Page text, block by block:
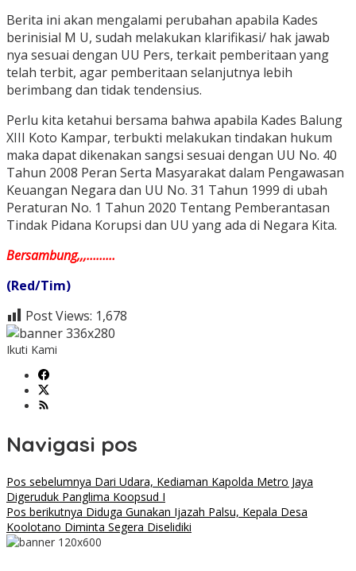
Berita ini akan mengalami perubahan apabila Kades
berinisial M U, sudah melakukan klarifikasi/ hak jawab
nya sesuai dengan UU Pers, terkait pemberitaan yang
telah terbit, agar pemberitaan selanjutnya lebih
berimbang dan tidak tendensius.
Perlu kita ketahui bersama bahwa apabila Kades Balung
XIII Koto Kampar, terbukti melakukan tindakan hukum
maka dapat dikenakan sangsi sesuai dengan UU No. 40
Tahun 2008 Peran Serta Masyarakat dalam Pengawasan
Keuangan Negara dan UU No. 31 Tahun 1999 di ubah
Peraturan No. 1 Tahun 2020 Tentang Pemberantasan
Tindak Pidana Korupsi dan UU yang ada di Negara Kita.
Bersambung,,,………
(Red/Tim)
Post Views: 1,678
Ikuti Kami
Navigasi pos
Pos sebelumnya Dari Udara, Kediaman Kapolda Metro Jaya
Digeruduk Panglima Koopsud I
Pos berikutnya Diduga Gunakan Ijazah Palsu, Kepala Desa
Koolotano Diminta Segera Diselidiki